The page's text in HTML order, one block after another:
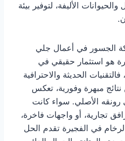
الأليفة، لتوفير بيئة
الجسور في أعمال جلي
هو استثمار حقيقي في
الحديثة والاحترافية
نتائج مبهرة وفورية، تعكس
رونقه الأصلي. سواء كانت
تجارية، أو واجهات فاخرة،
في الفجيرة تقدم الحل